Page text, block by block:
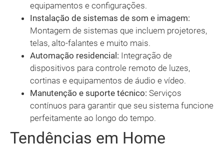
equipamentos e configurações.
Instalação de sistemas de som e imagem:
Montagem de sistemas que incluem projetores,
telas, alto-falantes e muito mais.
Automação residencial: Integração de
dispositivos para controle remoto de luzes,
cortinas e equipamentos de áudio e vídeo.
Manutenção e suporte técnico: Serviços
contínuos para garantir que seu sistema funcione
perfeitamente ao longo do tempo.
Tendências em Home